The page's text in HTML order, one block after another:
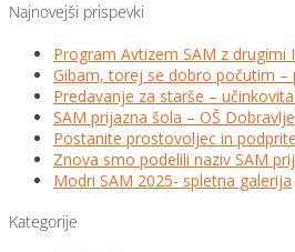
Najnovejši prispevki
Program Avtizem SAM z drugimi
Gibam, torej se dobro počutim –
Predavanje za starše –
SAM prijazna šola – OŠ Dobravlje
Postanite prostovoljec in
Znova smo podelili naziv SAM
Modri SAM 2025- spletna galerija
Kategorije